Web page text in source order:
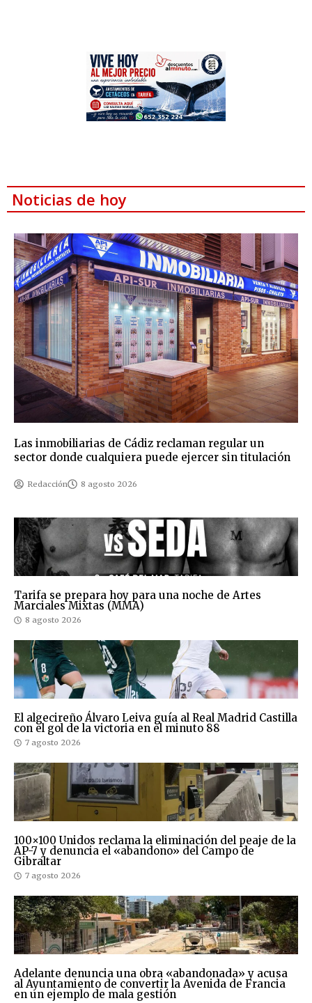
Noticias de hoy
Las inmobiliarias de Cádiz reclaman regular un
sector donde cualquiera puede ejercer sin titulación
Redacción 8 agosto 2026
Tarifa se prepara hoy para una noche de Artes
Marciales Mixtas (MMA)
8 agosto 2026
El algecireño Álvaro Leiva guía al Real Madrid Castilla
con el gol de la victoria en el minuto 88
7 agosto 2026
100×100 Unidos reclama la eliminación del peaje de la
AP-7 y denuncia el «abandono» del Campo de
Gibraltar
7 agosto 2026
Adelante denuncia una obra «abandonada» y acusa
al Ayuntamiento de convertir la Avenida de Francia
en un ejemplo de mala gestión